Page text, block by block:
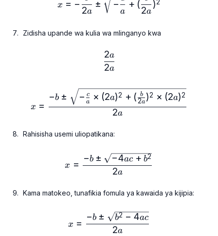
x = −
2a
± −
a
+ (
2a
)2
Zidisha upande wa kulia wa mlinganyo kwa
\frac{2a}{2a}
2a
2a
x=\frac{-b ± \sqrt{-
x =
2a
−b ± − a
c × (2a)2 + ( 2a
b )2 × (2a)2
Rahisisha usemi uliopatikana:
x=\frac{-b±\sqrt{-
x =
2a
−b ± −4ac + b2
Kama matokeo, tunafikia fomula ya kawaida ya kijipia:
x=\frac{-b±\sqrt{b²-
x =
2a
−b ± b2 − 4ac